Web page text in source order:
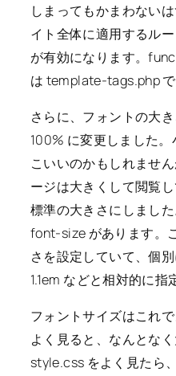
しまってもかまわない
イト全体に適用するル
が有効になります。
は template-tags.php で
さらに、フォントの大
100% に変更しました
こいいのかもしれませ
ージは大きくして閲覧
標準の大きさにしまし
font-size があります。
さを設定していて、個
1.1em などと相対的に指
フォントサイズはこれ
よく見ると、なんとなく
style.css をよく見たら